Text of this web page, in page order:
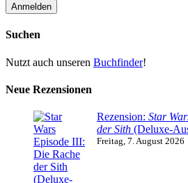
Suchen
Nutzt auch unseren Buchfinder!
Neue Rezensionen
Rezension: Star
der Sith (Deluxe-
Freitag, 7. August 2026